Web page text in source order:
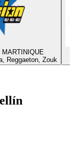
MARTINIQUE
Reggaeton, Zouk